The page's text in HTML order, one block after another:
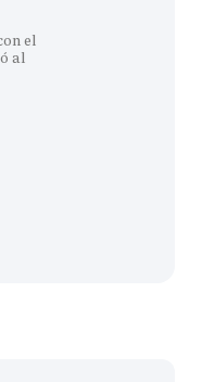
el
al